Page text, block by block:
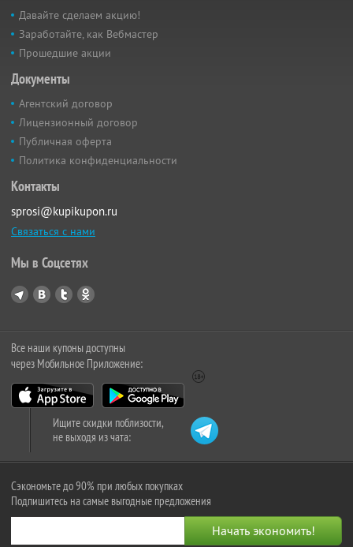
Давайте сделаем акцию!
Заработайте, как Вебмастер
Прошедшие акции
Документы
Агентский договор
Лицензионный договор
Публичная оферта
Политика конфиденциальности
Контакты
sprosi@kupikupon.ru
Связаться с нами
Мы в Соцсетях
Все наши купоны доступны
через Мобильное Приложение:
Ищите скидки поблизости,
не выходя из чата:
Сэкономьте до 90% при любых покупках
Подпишитесь на самые выгодные предложения